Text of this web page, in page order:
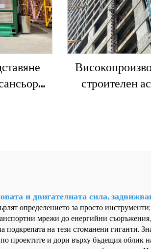
строителен
и двигателната сила,
определението за просто
мрежи до енергийни
на тези стоманени гиганти.
проектите и дори върху бъдещия облик